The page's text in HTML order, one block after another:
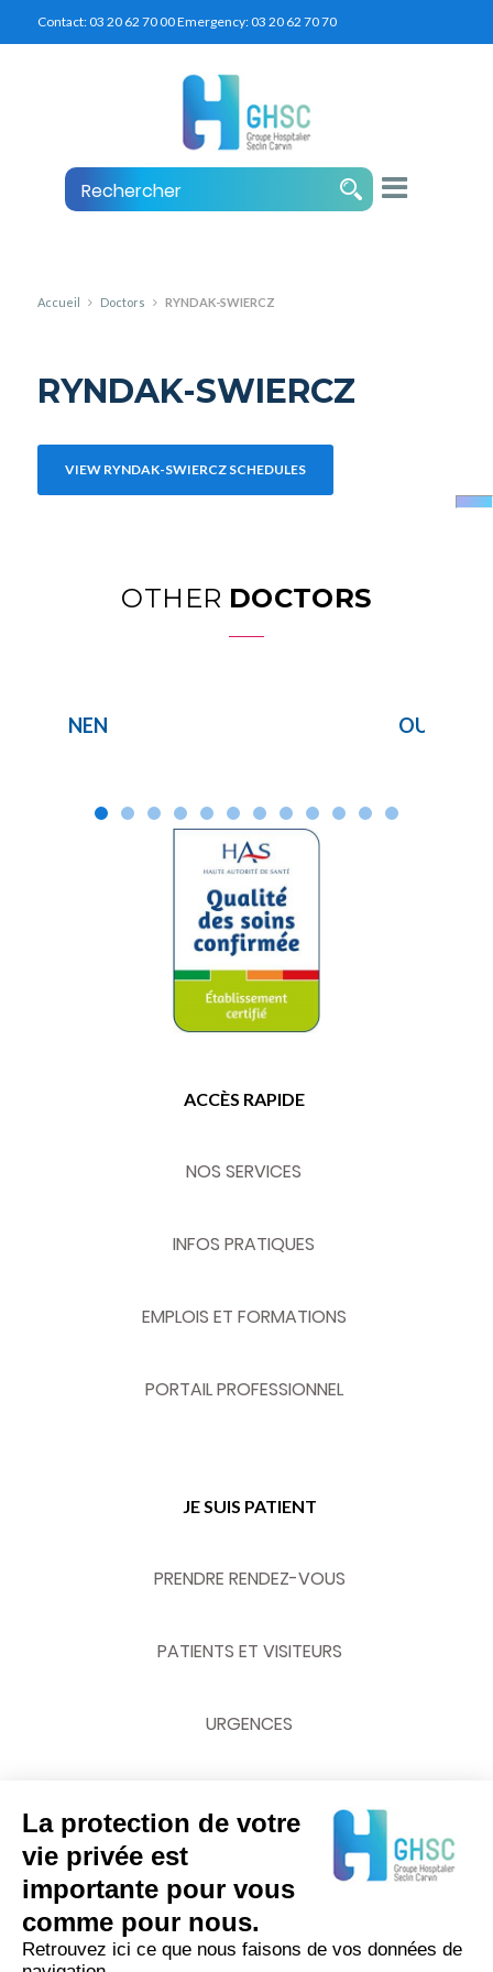
Contact:03 20 62 70 00Emergency:03 20 62 70 70
Accueil Doctors RYNDAK-SWIERCZ
RYNDAK-SWIERCZ
VIEW RYNDAK-SWIERCZ SCHEDULES
OTHER DOCTORS
NEN
ACCÈS RAPIDE
NOS SERVICES
INFOS PRATIQUES
EMPLOIS ET FORMATIONS
PORTAIL PROFESSIONNEL
JE SUIS PATIENT
PRENDRE RENDEZ-VOUS
PATIENTS ET VISITEURS
URGENCES
03 20 62 70 00
La protection de votre
vie privée est
importante pour vous
comme pour nous.
Retrouvez ici ce que nous faisons de vos données de